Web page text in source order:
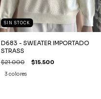
SIN STOCK
D683 - SWEATER IMPORTADO
STRASS
$21.000 $15.500
3 colores